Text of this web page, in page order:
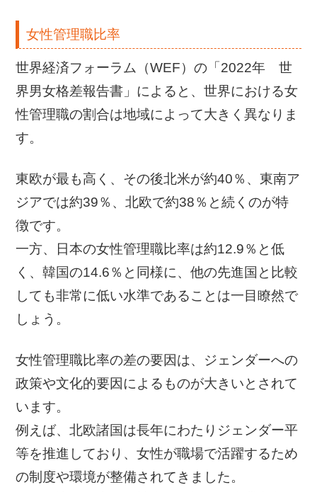
女性管理職比率
世界経済フォーラム（WEF）の「2022年 世
界男女格差報告書」によると、世界における女
性管理職の割合は地域によって大きく異なりま
す。
東欧が最も高く、その後北米が約40％、東南ア
ジアでは約39％、北欧で約38％と続くのが特
徴です。
一方、日本の女性管理職比率は約12.9％と低
く、韓国の14.6％と同様に、他の先進国と比較
しても非常に低い水準であることは一目瞭然で
しょう。
女性管理職比率の差の要因は、ジェンダーへの
政策や文化的要因によるものが大きいとされて
います。
例えば、北欧諸国は長年にわたりジェンダー平
等を推進しており、女性が職場で活躍するため
の制度や環境が整備されてきました。